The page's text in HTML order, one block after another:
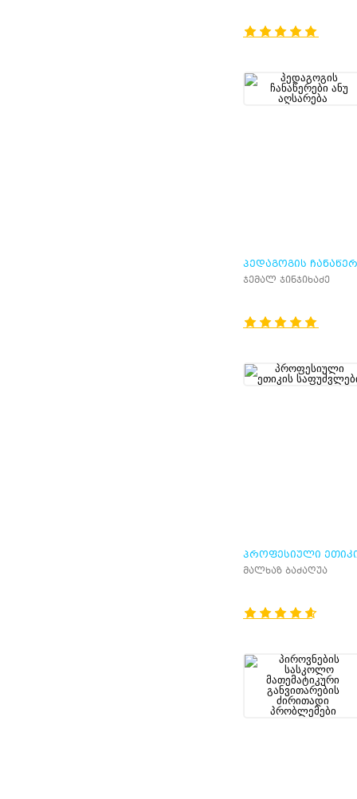
ᲞᲔᲓᲐᲒᲝᲒᲘᲡ
ᲐᲜᲣ ᲐᲦᲡᲐᲠᲔᲑᲐ
ჯემალ ჯინჯიხაძე
ᲞᲠᲝᲤᲔᲡᲘᲣᲚᲘ
ᲡᲐᲤᲣᲫᲕᲚᲔᲑᲘ
მალხაზ ბაძაღუა